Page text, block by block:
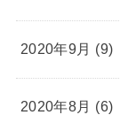
2020年9月 (9)
2020年8月 (6)